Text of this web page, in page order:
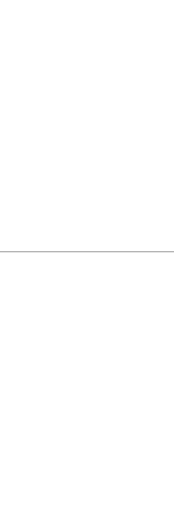
งหา แตกต่างอย่างตั้งใ
พสต์ ที่ดิน กับทีมงานบริ
าชีพ ช่วยคุณขายบ้านมาน